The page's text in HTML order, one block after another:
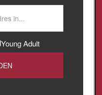
Young Adult